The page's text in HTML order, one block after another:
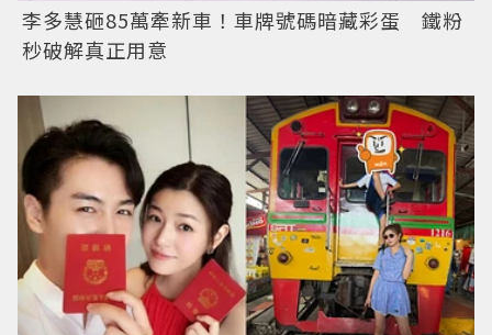
李多慧砸85萬牽新車！車牌號碼暗藏彩蛋 鐵粉
秒破解真正用意